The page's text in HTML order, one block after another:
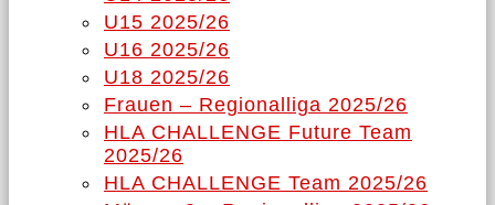
U15 2025/26
U16 2025/26
U18 2025/26
Frauen – Regionalliga 2025/26
HLA CHALLENGE Future Team
2025/26
HLA CHALLENGE Team 2025/26